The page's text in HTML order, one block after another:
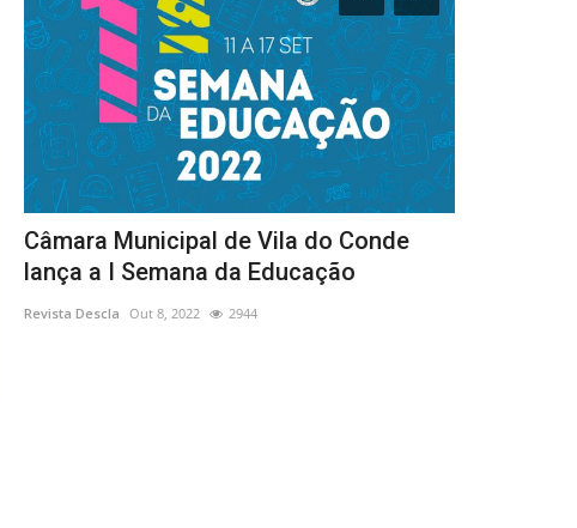
Câmara Municipal de Vila do Conde
lança a I Semana da Educação
Revista Descla Out 8, 2022 2944